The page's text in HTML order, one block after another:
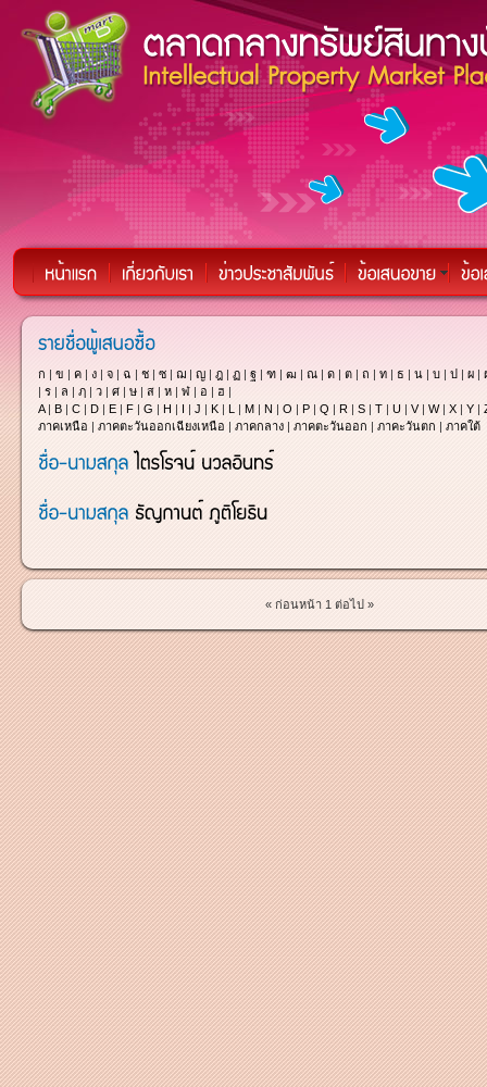
ก | ข | ค | ง | จ | ฉ | ช | ซ | ฌ | ญ | ฎ | ฏ | ฐ | ฑ | ฒ | ณ | ด | ต | ถ | ท | ธ | น | บ | ป | ผ |
| ร | ล | ฦ | ว | ศ | ษ | ส | ห | ฬ | อ | ฮ |
A| B | C | D | E | F | G | H | I | J | K | L | M | N | O | P | Q | R | S | T | U | V| W| X | Y |
ภาคเหนือ | ภาคตะวันออกเฉียงเหนือ | ภาคกลาง | ภาคตะวันออก | ภาคะวันตก | ภาคใต้
« ก่อนหน้า 1 ต่อไป »